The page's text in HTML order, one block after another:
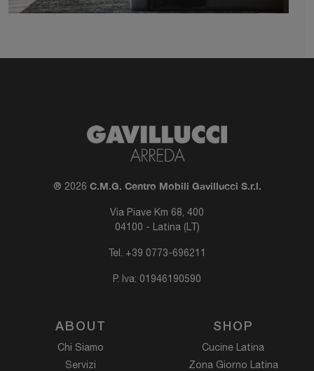
® 2026 C.M.G. Centro Mobili Gavillucci S.r.l.
Via Piave Km 68, 400
04100 - Latina (LT)
Tel. +39 0773-696211
P. Iva: 01946190590
ABOUT
Chi Siamo
Servizi
SHOP
Cucine Latina
Zona Giorno Latina